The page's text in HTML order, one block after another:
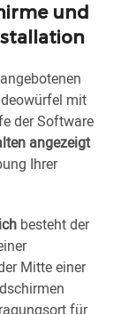
und
mit
der Software
angezeigt
Ihrer
besteht der
Mitte einer
für